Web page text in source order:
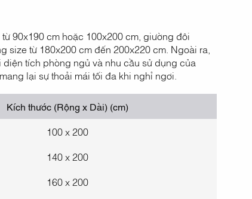
90x190 cm hoặc 100x200 cm, giường đôi
từ 180x200 cm đến 200x220 cm. Ngoài ra,
tích phòng ngủ và nhu cầu sử dụng của
lại sự thoải mái tối đa khi nghỉ ngơi.
Kích thước (Rộng x Dài) (cm)
100 x 200
140 x 200
160 x 200